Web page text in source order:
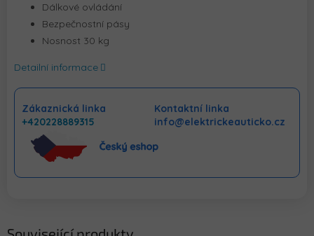
Dálkové ovládání
Bezpečnostní pásy
Nosnost 30 kg
Detailní informace
Zákaznická linka
+420228889315
Kontaktní linka
info@elektrickeauticko.cz